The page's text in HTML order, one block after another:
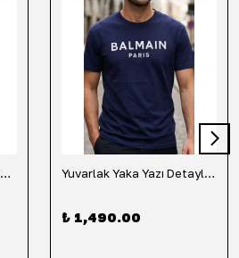
Yuvarlak Yaka Küçük Fügür Detaylı Tişört-Siyah Yuvarlak Yaka Yazı Detaylı Tişört-Lacivert
₺ 1,490.00